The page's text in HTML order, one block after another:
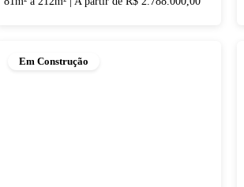
Em Construção